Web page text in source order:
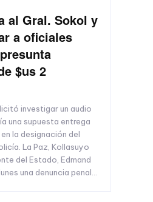
al Gral. Sokol y
a oficiales
$us 2
investigar un audio
una supuesta entrega
la designación del
La Paz, Kollasuyo
del Estado, Edmand
una denuncia penal...